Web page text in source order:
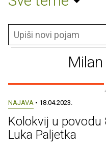
NAJAVA • 18.04.2023.
Kolokvij u povodu
Luka Paljetka